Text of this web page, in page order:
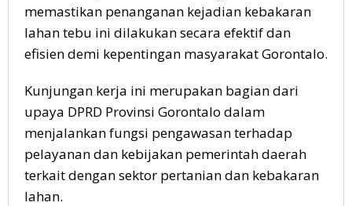
memastikan penanganan kejadian kebakaran
lahan tebu ini dilakukan secara efektif dan
efisien demi kepentingan masyarakat Gorontalo.
Kunjungan kerja ini merupakan bagian dari
upaya DPRD Provinsi Gorontalo dalam
menjalankan fungsi pengawasan terhadap
pelayanan dan kebijakan pemerintah daerah
terkait dengan sektor pertanian dan kebakaran
lahan.